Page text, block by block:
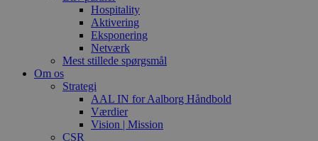
Hospitality
Aktivering
Eksponering
Netværk
Mest stillede spørgsmål
Om os
Strategi
AAL IN for Aalborg Håndbold
Værdier
Vision | Mission
CSR